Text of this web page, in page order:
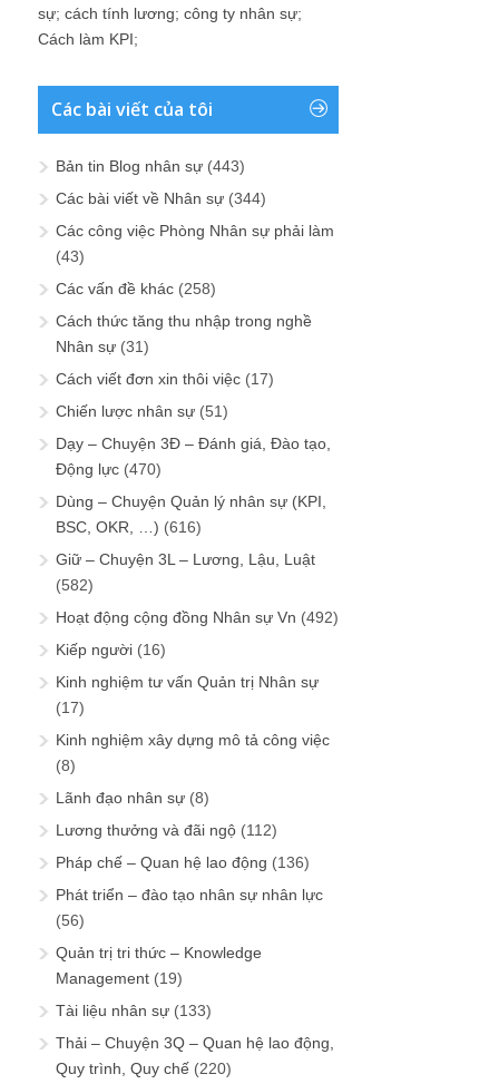
sự; cách tính lương; công ty nhân sự;
Cách làm KPI;
Các bài viết của tôi
Bản tin Blog nhân sự (443)
Các bài viết về Nhân sự (344)
Các công việc Phòng Nhân sự phải làm
(43)
Các vấn đề khác (258)
Cách thức tăng thu nhập trong nghề
Nhân sự (31)
Cách viết đơn xin thôi việc (17)
Chiến lược nhân sự (51)
Dạy – Chuyện 3Đ – Đánh giá, Đào tạo,
Động lực (470)
Dùng – Chuyện Quản lý nhân sự (KPI,
BSC, OKR, …) (616)
Giữ – Chuyện 3L – Lương, Lậu, Luật
(582)
Hoạt động cộng đồng Nhân sự Vn (492)
Kiếp người (16)
Kinh nghiệm tư vấn Quản trị Nhân sự
(17)
Kinh nghiệm xây dựng mô tả công việc
(8)
Lãnh đạo nhân sự (8)
Lương thưởng và đãi ngộ (112)
Pháp chế – Quan hệ lao động (136)
Phát triển – đào tạo nhân sự nhân lực
(56)
Quản trị tri thức – Knowledge
Management (19)
Tài liệu nhân sự (133)
Thải – Chuyện 3Q – Quan hệ lao động,
Quy trình, Quy chế (220)